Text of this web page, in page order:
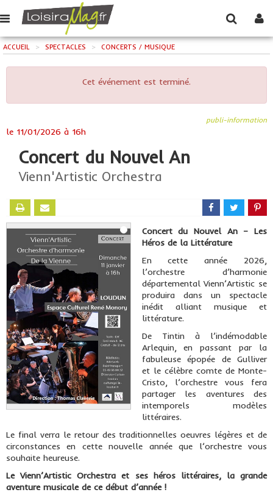
ACCUEIL > SPECTACLES > CONCERTS / MUSIQUE
Cet événement est terminé.
publi-information
le 11/01/2026 à 16h
Concert du Nouvel An
Vienn'Artistic Orchestra
Concert du Nouvel An – Les
Héros de la Littérature
En cette année 2026,
l’orchestre d’harmonie
départemental Vienn’Artistic se
produira dans un spectacle
inédit alliant musique et
littérature.
De Tintin à l’indémodable
Arlequin, en passant par la
fabuleuse épopée de Gulliver
et le célèbre comte de Monte-
Cristo, l’orchestre vous fera
partager les aventures des
intemporels modèles
littéraires.
Le final verra le retour des traditionnelles oeuvres légères et de
circonstances en cette nouvelle année que l’orchestre vous
souhaite heureuse.
Le Vienn’Artistic Orchestra et ses héros littéraires, la grande
aventure musicale de ce début d’année !